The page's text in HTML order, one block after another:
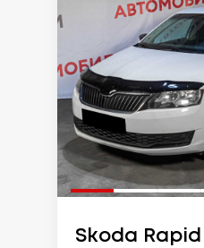
Skoda Rapid I